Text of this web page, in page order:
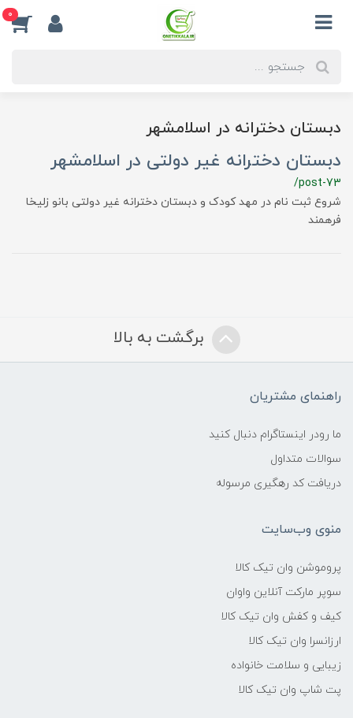
0
دبستان دخترانه در اسلامشهر
دبستان دخترانه غیر دولتی در اسلامشهر
/post-73
شروع ثبت نام در مهد کودک و دبستان دخترانه غیر دولتی بانو زلیخا
فرهمند
برگشت به بالا
راهنمای مشتریان
ما رودر اینستاگرام دنبال کنید
سوالات متداول
دریافت کد رهگیری مرسوله
منوی وب‌سایت
پروموشن وان تیک کالا
سوپر مارکت آنلاین واوان
کیف و کفش وان تیک کالا
ارزانسرا وان تیک کالا
زیبایی و سلامت خانواده
پت شاپ وان تیک کالا